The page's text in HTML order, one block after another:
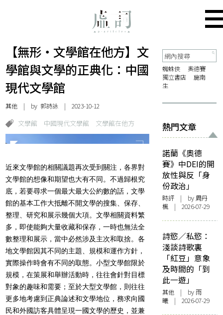
【無形・文學館在他方】文
學館與文學的正典化：中國
現代文學館
其他 | by郭詩詠 | 2023-10-12
文學館 中國現代文學館 文學館在他方
近來文學館的相關議題再次受到關注，各界對
文學館的想像和期望也大有不同。不過歸根究
底，若要尋求一個最大最大公約數的話，文學
館的基本工作大抵離不開文學的搜集、保存、
整理、研究和展示幾個大項。文學相關資料繁
多，即使能夠大量收藏和保存，一時也無法全
數整理和展示，當中必然涉及主次和取捨。各
地文學館因其不同的主題、規模和運作方針，
實際操作時會有不同的取態。小型文學館限於
規模，在策展和舉辦活動時，往往會針對目標
對象的趣味和需要；至於大型文學館，則往往
更多地考慮到正典論述和文學地位，務求向國
民和外國訪客具體呈現一國文學的歷史，並兼
蜘蛛俠
奧德賽
獨立書店
施南
生
熱門文章
諾蘭《奧德
賽》中DEI的開
放性與反「身
份政治」
時評 | by周丹
楓 | 2026-07-29
詩慾／私慾：
淺談詩歌裏
「紅豆」意象
及時間的「到
此一遊」
其他 | by 雨
曦 | 2026-07-29